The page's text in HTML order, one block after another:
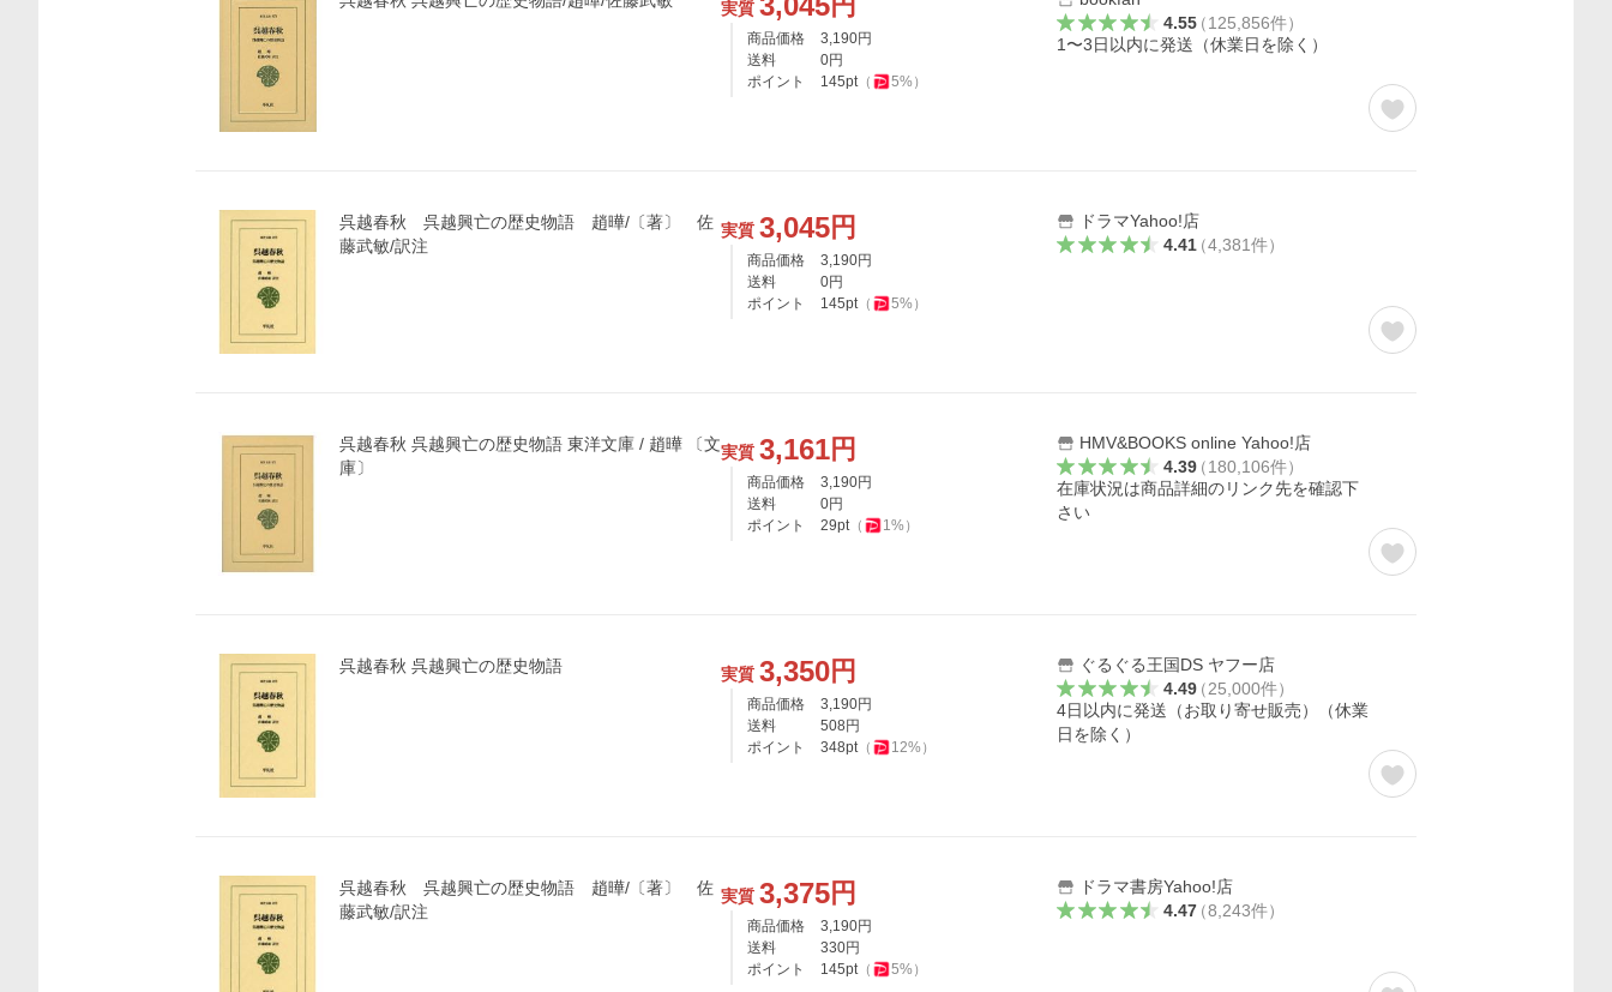
実質
商品価格 3,190円
送料
0円
ポイント
145pt（ 5%）
4.55（125,856件）
1〜3日以内に発送（休業日を除く）
呉越春秋 呉越興亡の歴史物語 趙曄/〔著〕 佐
藤武敏/訳注
実質 3,045円
商品価格 3,190円
送料
0円
ポイント
145pt（ 5%）
ドラマYahoo!店
4.41（4,381件）
呉越春秋 呉越興亡の歴史物語 東洋文庫 / 趙曄 〔文
庫〕
実質 3,161円
商品価格 3,190円
送料
0円
ポイント
29pt（ 1%）
HMV&BOOKS online Yahoo!店
4.39（180,106件）
在庫状況は商品詳細のリンク先を確認下
さい
呉越春秋 呉越興亡の歴史物語 実質 3,350円
商品価格 3,190円
送料
508 円
ポイント
348pt（ 12%）
ぐるぐる王国DS ヤフー店
4.49（25,000件）
4日以内に発送（お取り寄せ販売）（休業
日を除く）
呉越春秋 呉越興亡の歴史物語 趙曄/〔著〕 佐
藤武敏/訳注
実質 3,375円
商品価格 3,190円
送料
330円
ポイント
145pt（ 5%）
ドラマ書房Yahoo!店
4.47（8,243件）